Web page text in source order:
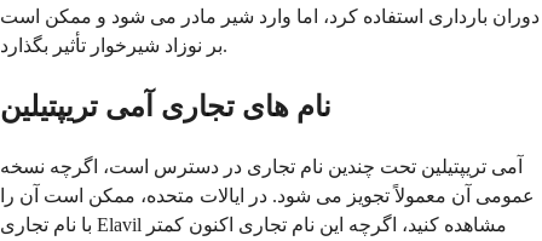
دوران بارداری استفاده کرد، اما وارد شیر مادر می شود و ممکن است
بر نوزاد شیرخوار تأثیر بگذارد.
نام های تجاری آمی تریپتیلین
آمی تریپتیلین تحت چندین نام تجاری در دسترس است، اگرچه نسخه
عمومی آن معمولاً تجویز می شود. در ایالات متحده، ممکن است آن را
با نام تجاری Elavil مشاهده کنید، اگرچه این نام تجاری اکنون کمتر